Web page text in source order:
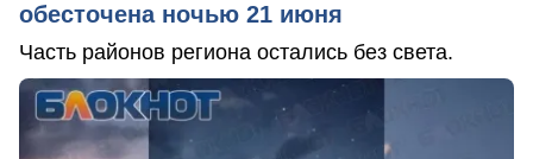
обесточена ночью 21 июня
Часть районов региона остались без света.